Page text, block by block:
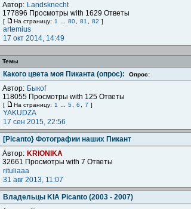
Автор: Landsknecht
177896 Просмотры with 1629 Ответы
[ На страницу: 1 80 81 82 ]
artemius
17 окт 2014, 14:49
Темы
Какого цвета моя Пиканта (опрос): Опрос:
Автор: Быкоf
118055 Просмотры with 125 Ответы
[ На страницу: 1 5 6 7 ]
YAKUDZA
17 сен 2015, 22:56
[Picanto} Фотографии наших Пикант
Автор: KRIONIKA
32661 Просмотры with 7 Ответы
rituliaaa
31 авг 2013, 11:07
Владельцы KIA Piсanto (2003 - 2007)